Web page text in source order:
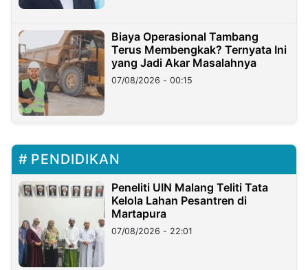
Biaya Operasional Tambang
Terus Membengkak? Ternyata Ini
yang Jadi Akar Masalahnya
07/08/2026 - 00:15
PENDIDIKAN
Peneliti UIN Malang Teliti Tata
Kelola Lahan Pesantren di
Martapura
07/08/2026 - 22:01